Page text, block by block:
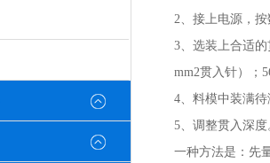
2、接上电源，
3、选装上合适的
mm2贯入针）；
4、料模中装满
5、调整贯入深度
一种方法是：先